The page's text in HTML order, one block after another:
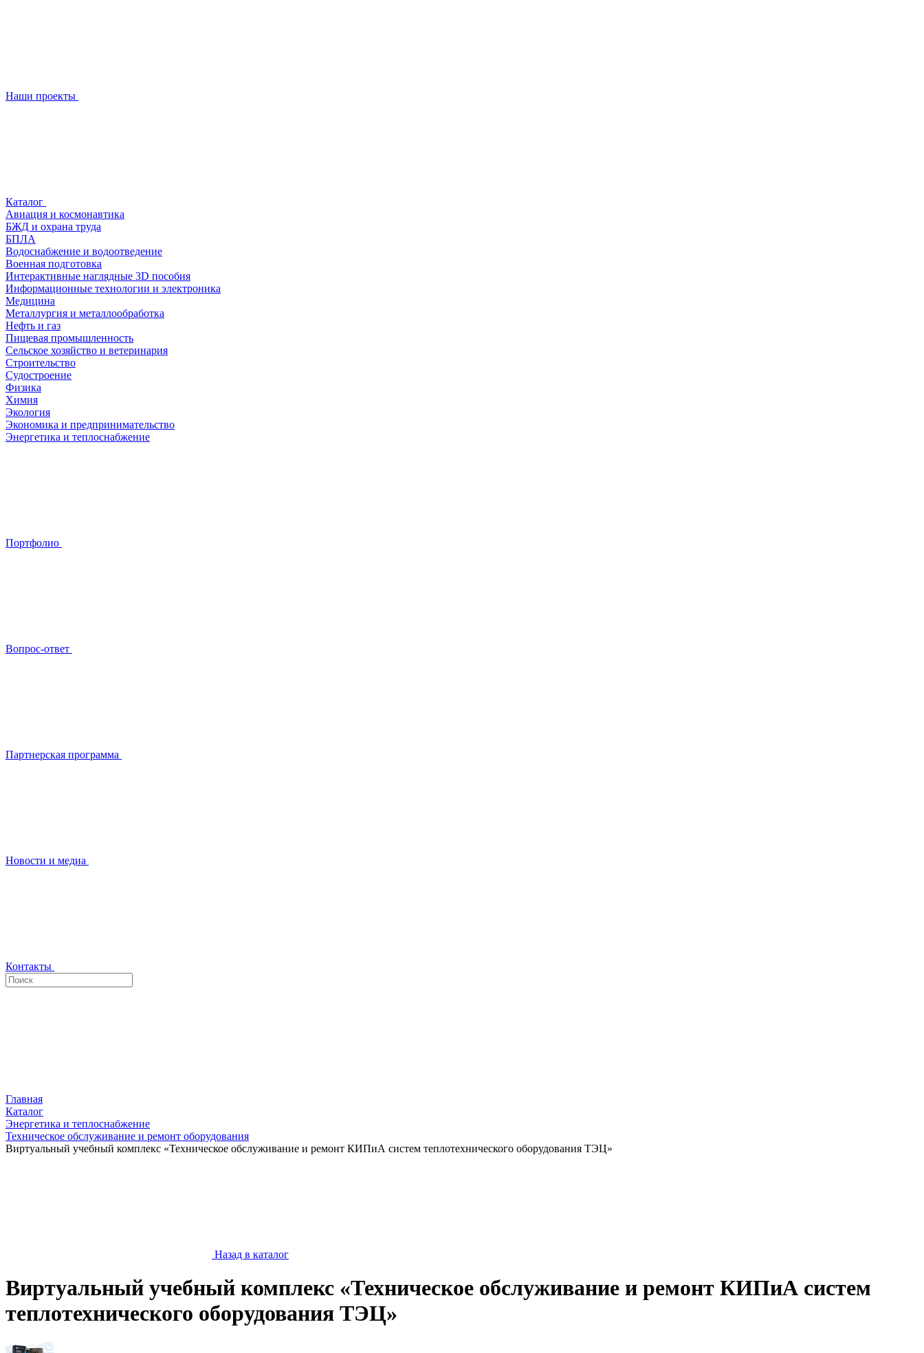
Наши проекты
Каталог
Авиация и космонавтика
БЖД и охрана труда
БПЛА
Водоснабжение и водоотведение
Военная подготовка
Интерактивные наглядные 3D пособия
Информационные технологии и электроника
Медицина
Металлургия и металлообработка
Нефть и газ
Пищевая промышленность
Сельское хозяйство и ветеринария
Строительство
Судостроение
Физика
Химия
Экология
Экономика и предпринимательство
Энергетика и теплоснабжение
Портфолио
Вопрос-ответ
Партнерская программа
Новости и медиа
Контакты
Главная
Каталог
Энергетика и теплоснабжение
Техническое обслуживание и ремонт оборудования
Виртуальный учебный комплекс «Техническое обслуживание и ремонт КИПиА систем теплотехнического оборудования ТЭЦ»
Назад в каталог
Виртуальный учебный комплекс «Техническое обслуживание и ремонт КИПиА систем
теплотехнического оборудования ТЭЦ»